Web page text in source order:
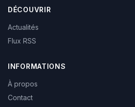
DÉCOUVRIR
Actualités
Flux RSS
INFORMATIONS
À propos
Contact